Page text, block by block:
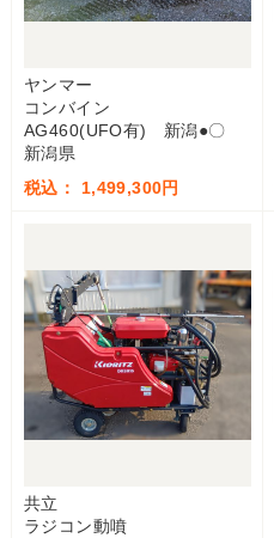
ヤンマー
コンバイン
AG460(UFO有) 新潟●〇
新潟県
税込： 1,499,300円
共立
ラジコン動噴